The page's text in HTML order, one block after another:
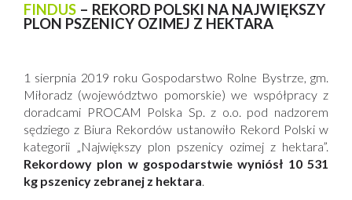
FINDUS – REKORD POLSKI NA NAJWIĘKSZY
PLON PSZENICY OZIMEJ Z HEKTARA
1 sierpnia 2019 roku Gospodarstwo Rolne Bystrze, gm.
Miłoradz (województwo pomorskie) we współpracy z
doradcami PROCAM Polska Sp. z o.o. pod nadzorem
sędziego z Biura Rekordów ustanowiło Rekord Polski w
kategorii „Największy plon pszenicy ozimej z hektara”.
Rekordowy plon w gospodarstwie wyniósł 10 531
kg pszenicy zebranej z hektara.